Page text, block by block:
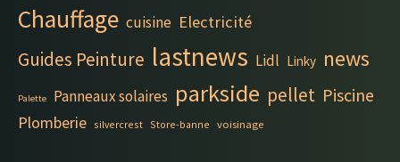
Chauffage cuisine Electricité
Guides Peinture lastnews Lidl Linky news
Palette Panneaux solaires parkside pellet Piscine
Plomberie silvercrest Store-banne voisinage